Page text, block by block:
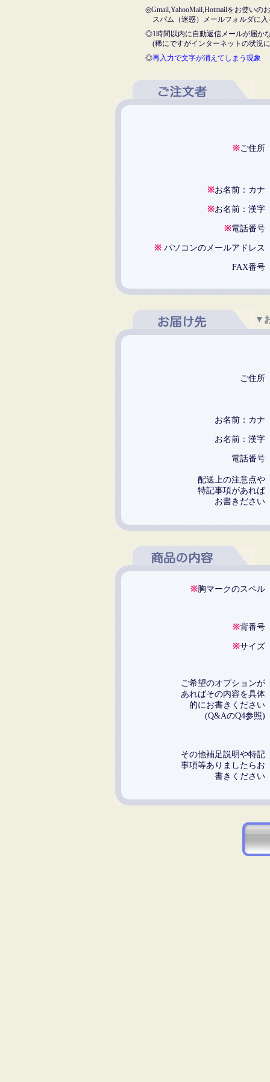
◎Gmail,YahooMail,Hotmailをお使いの
スパム（迷惑）メールフォルダに
◎1時間以内に自動返信メールが届か
(稀にですがインターネットの状況
◎再入力で文字が消えてしまう現象
※ご住
※お名前：カ
※お名前：漢
※電話番
※ パソコンのメールアドレ
FAX番
▼
ご住
お名前：カ
お名前：漢
電話番
配送上の注意点
特記事項があれ
お書きださ
※胸マークのスペ
※背番
※サイ
ご希望のオプション
あればその内容を具
的にお書きくださ
(Q&AのQ4参
その他補足説明や特
事項等ありましたら
書きくださ